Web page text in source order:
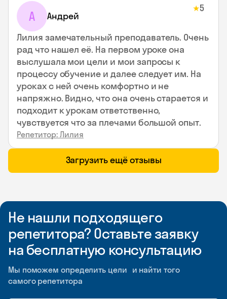
А Андрей
★5
Лилия замечательный преподаватель. Очень
рад что нашел её. На первом уроке она
выслушала мои цели и мои запросы к
процессу обучение и далее следует им. На
уроках с ней очень комфортно и не
напряжно. Видно, что она очень старается и
подходит к урокам ответственно,
чувствуется что за плечами большой опыт.
Репетитор: Лилия
Загрузить ещё отзывы
Не нашли подходящего
репетитора? Оставьте заявку
на бесплатную консультацию
Мы поможем определить цели и найти того
самого репетитора